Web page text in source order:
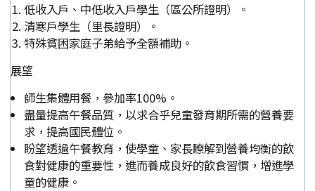
低收入戶、中低收入戶學生（區公所證明）。
清寒戶學生（里長證明）。
特殊貧困家庭子弟給予全額補助。
展望
師生集體用餐，參加率100%。
盡量提高午餐品質，以求合乎兒童發育期所需的營養要
求，提高國民體位。
盼望透過午餐教育，使學童、家長瞭解到營養均衡的飲
食對健康的重要性，進而養成良好的飲食習慣，增進學
童的健康。